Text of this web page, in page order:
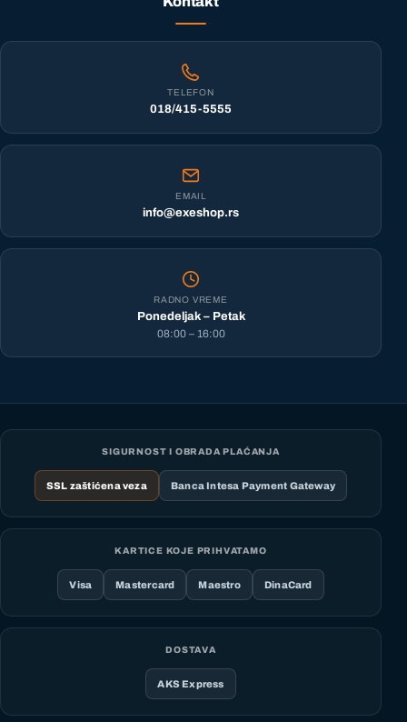
TELEFON
018/415-5555
EMAIL
info@exeshop.rs
RADNO VREME
Ponedeljak – Petak
08:00 – 16:00
SIGURNOST I OBRADA PLAĆANJA
SSL zaštićena veza Banca Intesa Payment Gateway
KARTICE KOJE PRIHVATAMO
Visa Mastercard Maestro DinaCard
DOSTAVA
AKS Express